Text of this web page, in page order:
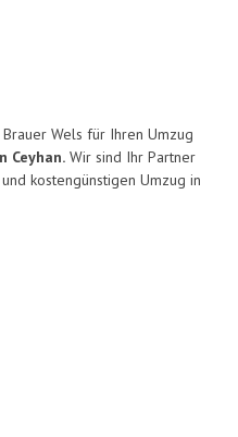
Wels für Ihren Umzug
Ceyhan. Wir sind Ihr Partner
kostengünstigen Umzug in